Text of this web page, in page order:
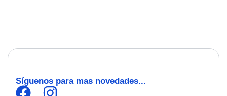
Síguenos para mas novedades...